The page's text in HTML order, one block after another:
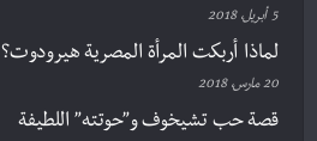
5 أبريل، 2018
لماذا أربكت المرأة المصرية هيرودوت؟
20 مارس، 2018
قصة حب تشيخوف و”حوتته” اللطيفة